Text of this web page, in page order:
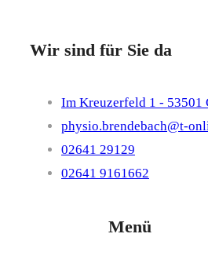
Wir sind für Sie da
Im Kreuzerfeld 1 - 53501
physio.brendebach@t-
02641 29129
02641 9161662
Menü